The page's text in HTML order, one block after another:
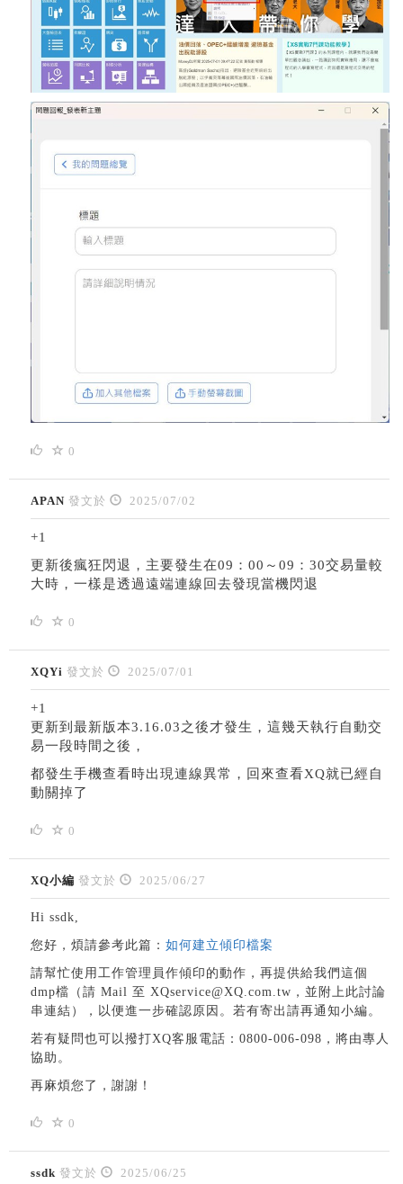
0
APAN 發文於 2025/07/02
+1
更新後瘋狂閃退，主要發生在09：00～09：30交易量較
大時，一樣是透過遠端連線回去發現當機閃退
0
XQYi 發文於 2025/07/01
+1
更新到最新版本3.16.03之後才發生，這幾天執行自動交
易一段時間之後，
都發生手機查看時出現連線異常，回來查看XQ就已經自
動關掉了
0
XQ小編 發文於 2025/06/27
Hi ssdk,
您好，煩請參考此篇： 如何建立傾印檔案
請幫忙使用工作管理員作傾印的動作，再提供給我們這個
dmp檔（請 Mail 至 XQservice@XQ.com.tw，並附上此討論
串連結），以便進一步確認原因。若有寄出請再通知小編。
若有疑問也可以撥打XQ客服電話：0800-006-098，將由專人
協助。
再麻煩您了，謝謝！
0
ssdk 發文於 2025/06/25